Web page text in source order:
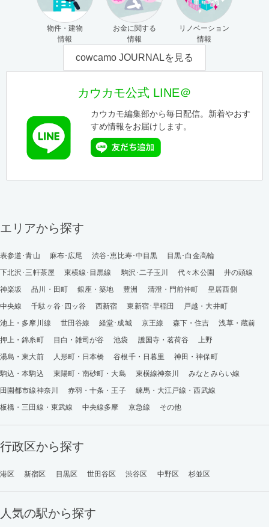
物件・建物
情報
お金に関する
情報
リノベーション
情報
cowcamo JOURNALを見る
カウカモ公式 LINE＠
カウカモ編集部から毎日配信。新着やおす
すめ情報をお届けします。
エリアから探す
表参道･青山 麻布･広尾 渋谷･恵比寿･中目黒
目黒･白金高輪
下北沢･三軒茶屋
東横線･目黒線 駒沢･二子玉川 代々木公園
井の頭線
神楽坂
品川・田町 銀座・築地 豊洲 清澄・門前仲町
皇居西側
中央線
千駄ヶ谷･四ッ谷 西新宿 東新宿･早稲田
戸越・大井町
池上・多摩川線
世田谷線 経堂･成城 京王線 森下・住吉
浅草・蔵前
押上・錦糸町
目白・雑司が谷 池袋 護国寺・茗荷谷
上野
湯島・東大前
人形町・日本橋 谷根千・日暮里
神田・神保町
駒込・本駒込
東陽町・南砂町・大島 東横線神奈川
みなとみらい線
田園都市線神奈川
赤羽・十条・王子
練馬・大江戸線・西武線
板橋・三田線・東武線
中央線多摩 京急線 その他
行政区から探す
港区 新宿区 目黒区 世田谷区 渋谷区 中野区 杉並区
人気の駅から探す